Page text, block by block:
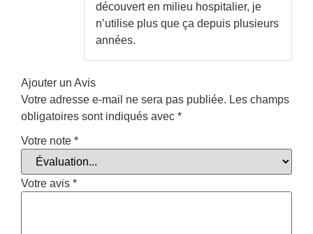
découvert en milieu hospitalier, je
n’utilise plus que ça depuis plusieurs
années.
Ajouter un Avis
Votre adresse e-mail ne sera pas publiée. Les champs
obligatoires sont indiqués avec *
Votre note *
Votre avis *